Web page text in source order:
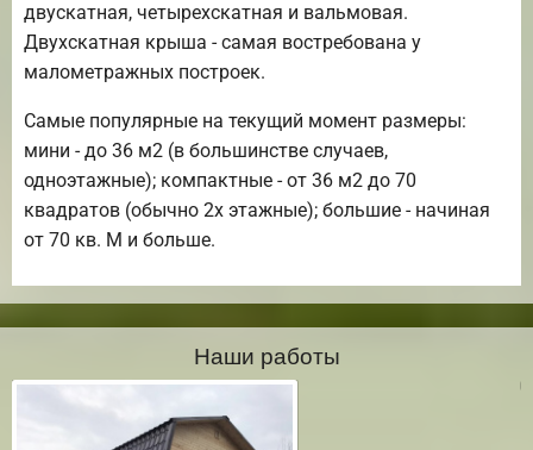
двускатная, четырехскатная и вальмовая.
Двухскатная крыша - самая востребована у
малометражных построек.
Самые популярные на текущий момент размеры:
мини - до 36 м2 (в большинстве случаев,
одноэтажные); компактные - от 36 м2 до 70
квадратов (обычно 2х этажные); большие - начиная
от 70 кв. М и больше.
Наши работы